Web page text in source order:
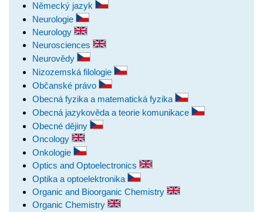
Německý jazyk
Neurologie
Neurology
Neurosciences
Neurovědy
Nizozemská filologie
Občanské právo
Obecná fyzika a matematická fyzika
Obecná jazykověda a teorie komunikace
Obecné dějiny
Oncology
Onkologie
Optics and Optoelectronics
Optika a optoelektronika
Organic and Bioorganic Chemistry
Organic Chemistry